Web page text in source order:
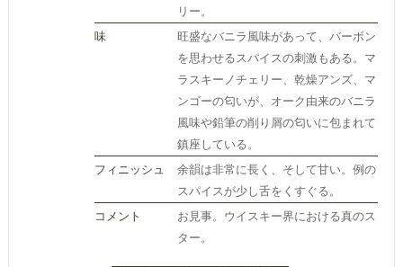
リー。
味
旺盛なバニラ風味があって、バーボン
を思わせるスパイスの刺激もある。マ
ラスキーノチェリー、乾燥アンズ、マ
ンゴーの匂いが、オーク由来のバニラ
風味や鉛筆の削り屑の匂いに包まれて
鎮座している。
フィニッシュ
余韻は非常に長く、そして甘い。例の
スパイスが少し舌をくすぐる。
コメント
お見事。ウイスキー界における真のス
ター。